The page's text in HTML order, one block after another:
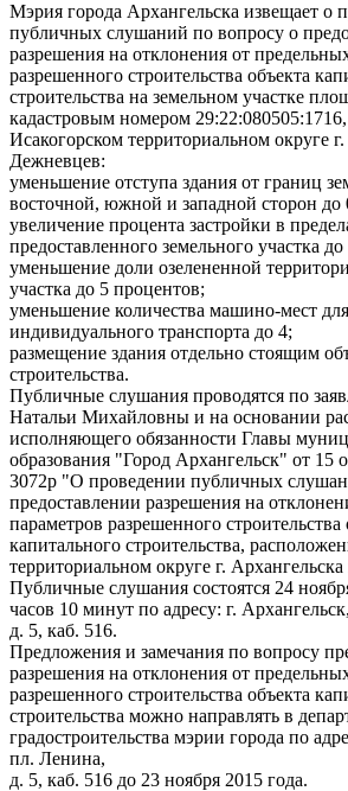
Мэрия города Архангельска извещает о
публичных слушаний по вопросу о
разрешения на отклонения от
разрешенного строительства объекта
строительства на земельном участке
кадастровым номером
Исакогорском территориальном округе
Дежневцев:
уменьшение отступа здания от границ
восточной, южной и западной сторон до
увеличение процента застройки в
предоставленного земельного участка до
уменьшение доли озелененной
участка до 5 процентов;
уменьшение количества машино-мест
индивидуального транспорта до 4;
размещение здания отдельно стоящим
строительства.
Публичные слушания проводятся по
Натальи Михайловны и на основании
исполняющего обязанности Главы
образования "Город Архангельск" от 15
3072р "О проведении публичных
предоставлении разрешения на
параметров разрешенного строительства
капитального строительства,
территориальном округе г.
Публичные слушания состоятся 24
часов 10 минут по адресу: г.
д. 5, каб. 516.
Предложения и замечания по вопросу
разрешения на отклонения от
разрешенного строительства объекта
строительства можно направлять в
градостроительства мэрии города по
пл. Ленина,
д. 5, каб. 516 до 23 ноября 2015 года.